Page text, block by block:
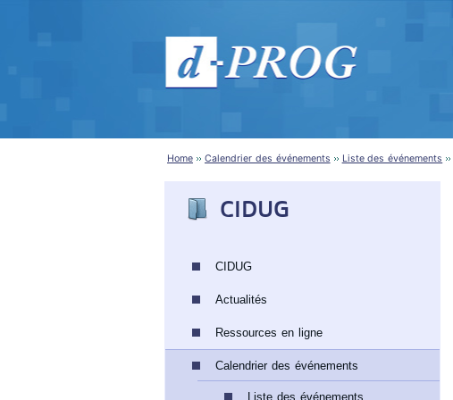
Home Calendrier des événements Liste des événements
CIDUG
CIDUG
Actualités
Ressources en ligne
Calendrier des événements
Liste des événements